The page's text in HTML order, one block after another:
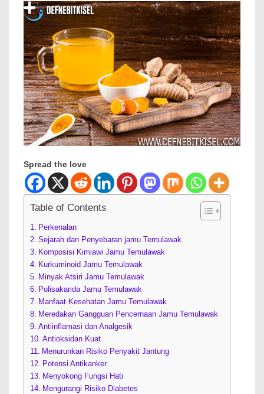
Spread the love
Table of Contents
Perkenalan
Sejarah dan Penyebaran jamu Temulawak
Komposisi Kimiawi Jamu Temulawak
Kurkuminoid Jamu Temulawak
Minyak Atsiri Jamu Temulawak
Polisakarida Jamu Temulawak
Manfaat Kesehatan Jamu Temulawak
Meredakan Gangguan Pencernaan Jamu Temulawak
Antiinflamasi dan Analgesik
Antioksidan Kuat
Menurunkan Risiko Penyakit Jantung
Potensi Antikanker
Menyokong Fungsi Hati
Mengurangi Risiko Diabetes